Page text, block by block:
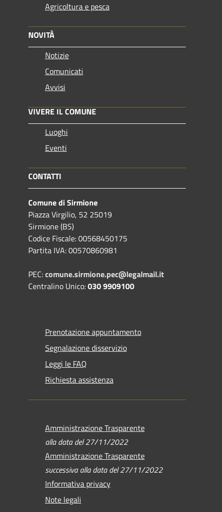
Agricoltura e pesca
NOVITÀ
Notizie
Comunicati
Avvisi
VIVERE IL COMUNE
Luoghi
Eventi
CONTATTI
Comune di Sirmione
Piazza Virgilio, 52 25019
Sirmione (BS)
Codice Fiscale: 00568450175
Partita IVA: 00570860981
PEC:comune.sirmione.pec@legalmail.it
Centralino Unico:030 9909100
Prenotazione appuntamento
Segnalazione disservizio
Leggi le FAQ
Richiesta assistenza
Amministrazione Trasparente
alla data del 27/11/2022
Amministrazione Trasparente
successiva alla data del 27/11/2022
Informativa privacy
Note legali